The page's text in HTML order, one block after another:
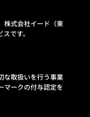
株式会社イード（東
です。
な取扱いを行う事業
マークの付与認定を